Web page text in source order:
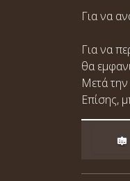
Για να
Για να
θα
Μετά
Επίσης,